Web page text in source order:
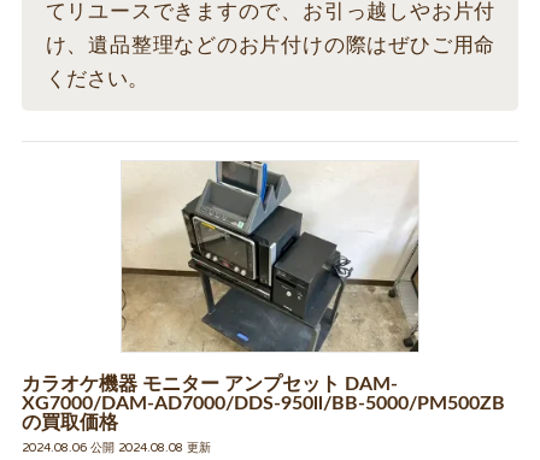
てリユースできますので、お引っ越しやお片付
け、遺品整理などのお片付けの際はぜひご用命
ください。
カラオケ機器 モニター アンプセット DAM-
XG7000/DAM-AD7000/DDS-950ll/BB-5000/PM500ZB
の買取価格
2024.08.06 公開 2024.08.08 更新